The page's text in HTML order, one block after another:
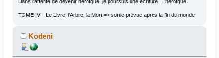
Dans l'attente de devenir héroïque, je poursuis une écriture ... héroïque
TOME IV – Le Livre, l’Arbre, la Mort => sortie prévue après la fin du monde
Kodeni